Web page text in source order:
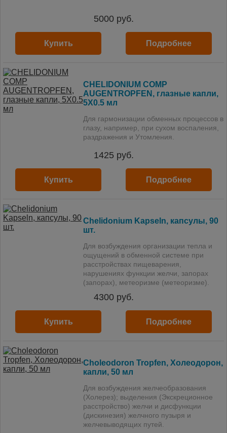
5000руб.
Купить Подробнее
CHELIDONIUM COMP
AUGENTROPFEN, глазные капли,
5X0.5 мл
Для гармонизации обменных процессов в
глазу, например, при сухом воспаления,
раздражения и Утомления.
1425 руб.
Купить Подробнее
Chelidonium Kapseln, капсулы, 90
шт.
Для возбуждения организации тепла и
ощущений в обменной системе при
расстройствах пищеварения,
нарушениях функции желчи, запорах
(запорах), метеоризме (метеоризме).
4300руб.
Купить Подробнее
Choleodoron Tropfen, Холеодорон,
капли, 50 мл
Для возбуждения желчеобразования
(Холерез); выделения (Экскреционное
расстройство) желчи и дисфункции
(дискинезия) желчного пузыря и
желчевыводящих путей.